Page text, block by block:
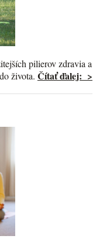
pilierov zdravia a
života. Čítať ďalej: >